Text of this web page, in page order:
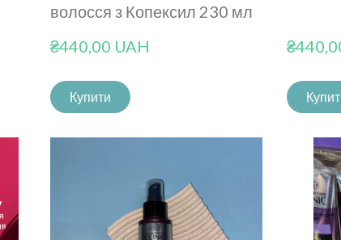
волосся з Копексил 230 мл
₴440,00 UAH
Купити